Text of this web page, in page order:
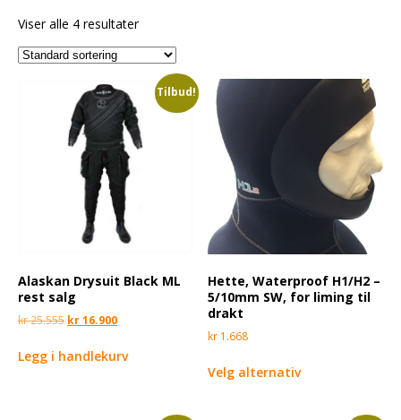
Viser alle 4 resultater
Tilbud!
Alaskan Drysuit Black ML
rest salg
kr25.555 kr16.900
Legg i handlekurv
Hette, Waterproof H1/H2 –
5/10mm SW, for liming til
drakt
kr 1.668
Velg alternativ